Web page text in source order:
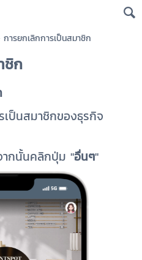
การยกเลิกการเป็นสมาชิก
ชิก
เป็นสมาชิกของธุรกิจ
ากนั้นคลิกปุ่ม "อื่นๆ"